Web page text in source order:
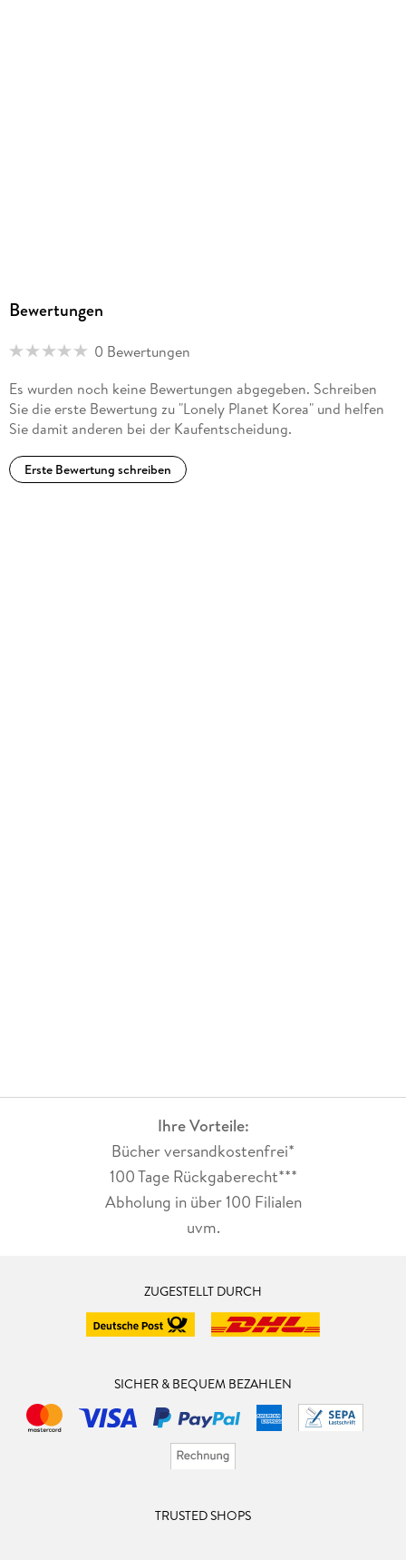
Bewertungen
0 Bewertungen
Es wurden noch keine Bewertungen abgegeben. Schreiben
Sie die erste Bewertung zu "Lonely Planet Korea" und helfen
Sie damit anderen bei der Kaufentscheidung.
Erste Bewertung schreiben
Ihre Vorteile:
Bücher versandkostenfrei*
100 Tage Rückgaberecht***
Abholung in über 100 Filialen
uvm.
ZUGESTELLT DURCH
SICHER & BEQUEM BEZAHLEN
TRUSTED SHOPS